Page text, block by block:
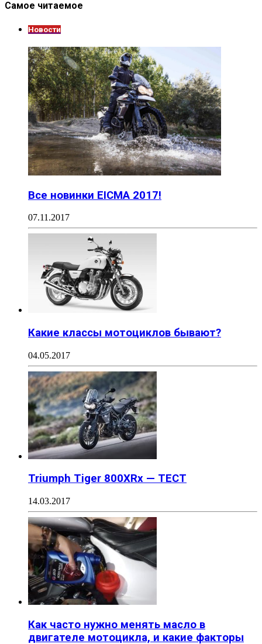
Самое читаемое
Новости
Все новинки EICMA 2017!
07.11.2017
Какие классы мотоциклов бывают?
04.05.2017
Triumph Tiger 800XRx — ТЕСТ
14.03.2017
Как часто нужно менять масло в
двигателе мотоцикла, и какие факторы